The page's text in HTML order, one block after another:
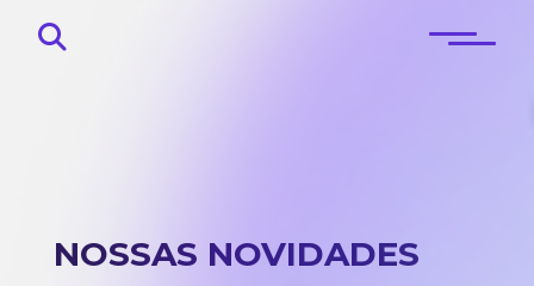
Início
NOSSAS NOVIDADES